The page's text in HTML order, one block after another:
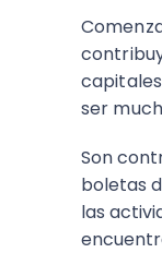
ser
Son
boletas
las